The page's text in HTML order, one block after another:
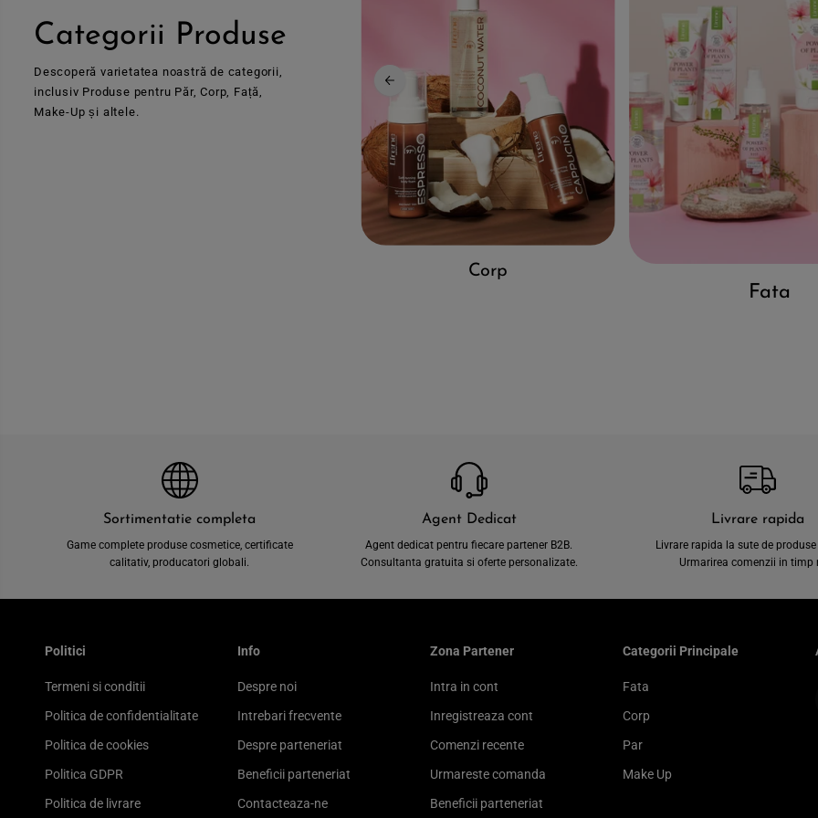
Categorii Produse
Descoperă varietatea noastră de categorii,
inclusiv Produse pentru Păr, Corp, Față,
Make-Up și altele.
Fata
Corp
Sortimentatie completa
Game complete produse cosmetice, certificate
calitativ, producatori globali.
Agent Dedicat
Agent dedicat pentru fiecare partener B2B.
Consultanta gratuita si oferte personalizate.
Livrare rapida
Livrare rapida la sute de
Urmarirea comenzii in timp
Politici
Termeni si conditii
Politica de confidentialitate
Politica de cookies
Politica GDPR
Politica de livrare
Info
Despre noi
Intrebari frecvente
Despre parteneriat
Beneficii parteneriat
Contacteaza-ne
Zona Partener
Intra in cont
Inregistreaza cont
Comenzi recente
Urmareste comanda
Beneficii parteneriat
Categorii Principale
Fata
Corp
Par
Make Up